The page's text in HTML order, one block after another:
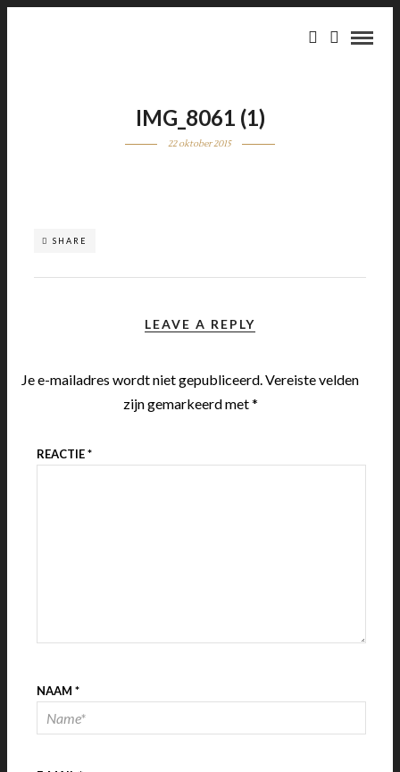
IMG_8061 (1)
22 oktober 2015
SHARE
LEAVE A REPLY
Je e-mailadres wordt niet gepubliceerd.Vereiste velden
zijn gemarkeerd met*
REACTIE*
NAAM *